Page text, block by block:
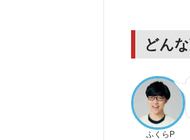
どん
ふくらP